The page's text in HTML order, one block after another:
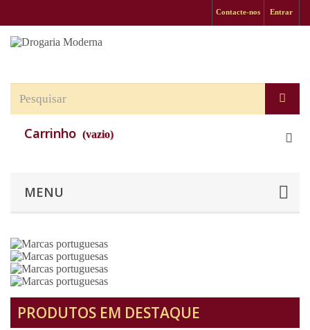
Entrar
Contacte-nos
Carrinho (vazio)
MENU
PRODUTOS EM DESTAQUE